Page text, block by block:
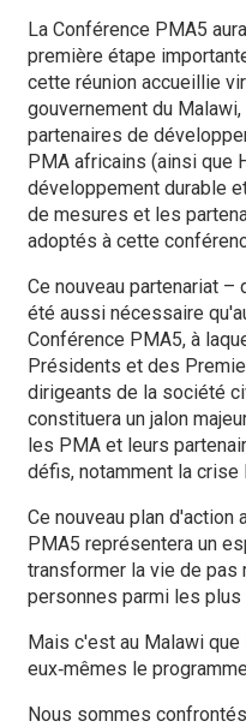
La Conférence PMA5
première étape
cette réunion accueillie
gouvernement du
partenaires de
PMA africains (ainsi que
développement durable
de mesures et les
adoptés à cette
Ce nouveau partenariat –
été aussi nécessaire
Conférence PMA5, à
Présidents et des
dirigeants de la société
constituera un jalon
les PMA et leurs
défis, notamment la crise
Ce nouveau plan d'action
PMA5 représentera un
transformer la vie de pas
personnes parmi les plus
Mais c'est au Malawi
eux‑mêmes le
Nous sommes